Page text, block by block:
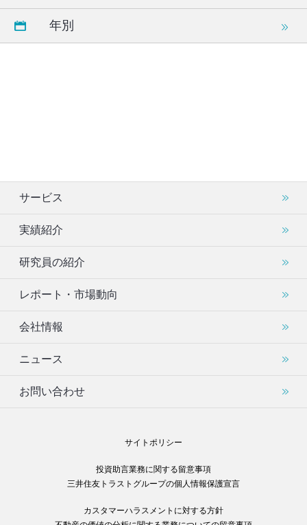
年別
サービス
実績紹介
研究員の紹介
レポート・市場動向
会社情報
ニュース
お問い合わせ
サイトポリシー
投資助言業務に関する留意事項
三井住友トラストグループの個人情報保護宣言
カスタマーハラスメントに対する方針